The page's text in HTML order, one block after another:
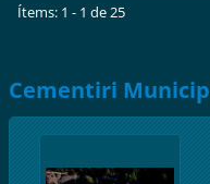
Ítems: 1 - 1 de 25
Cementiri